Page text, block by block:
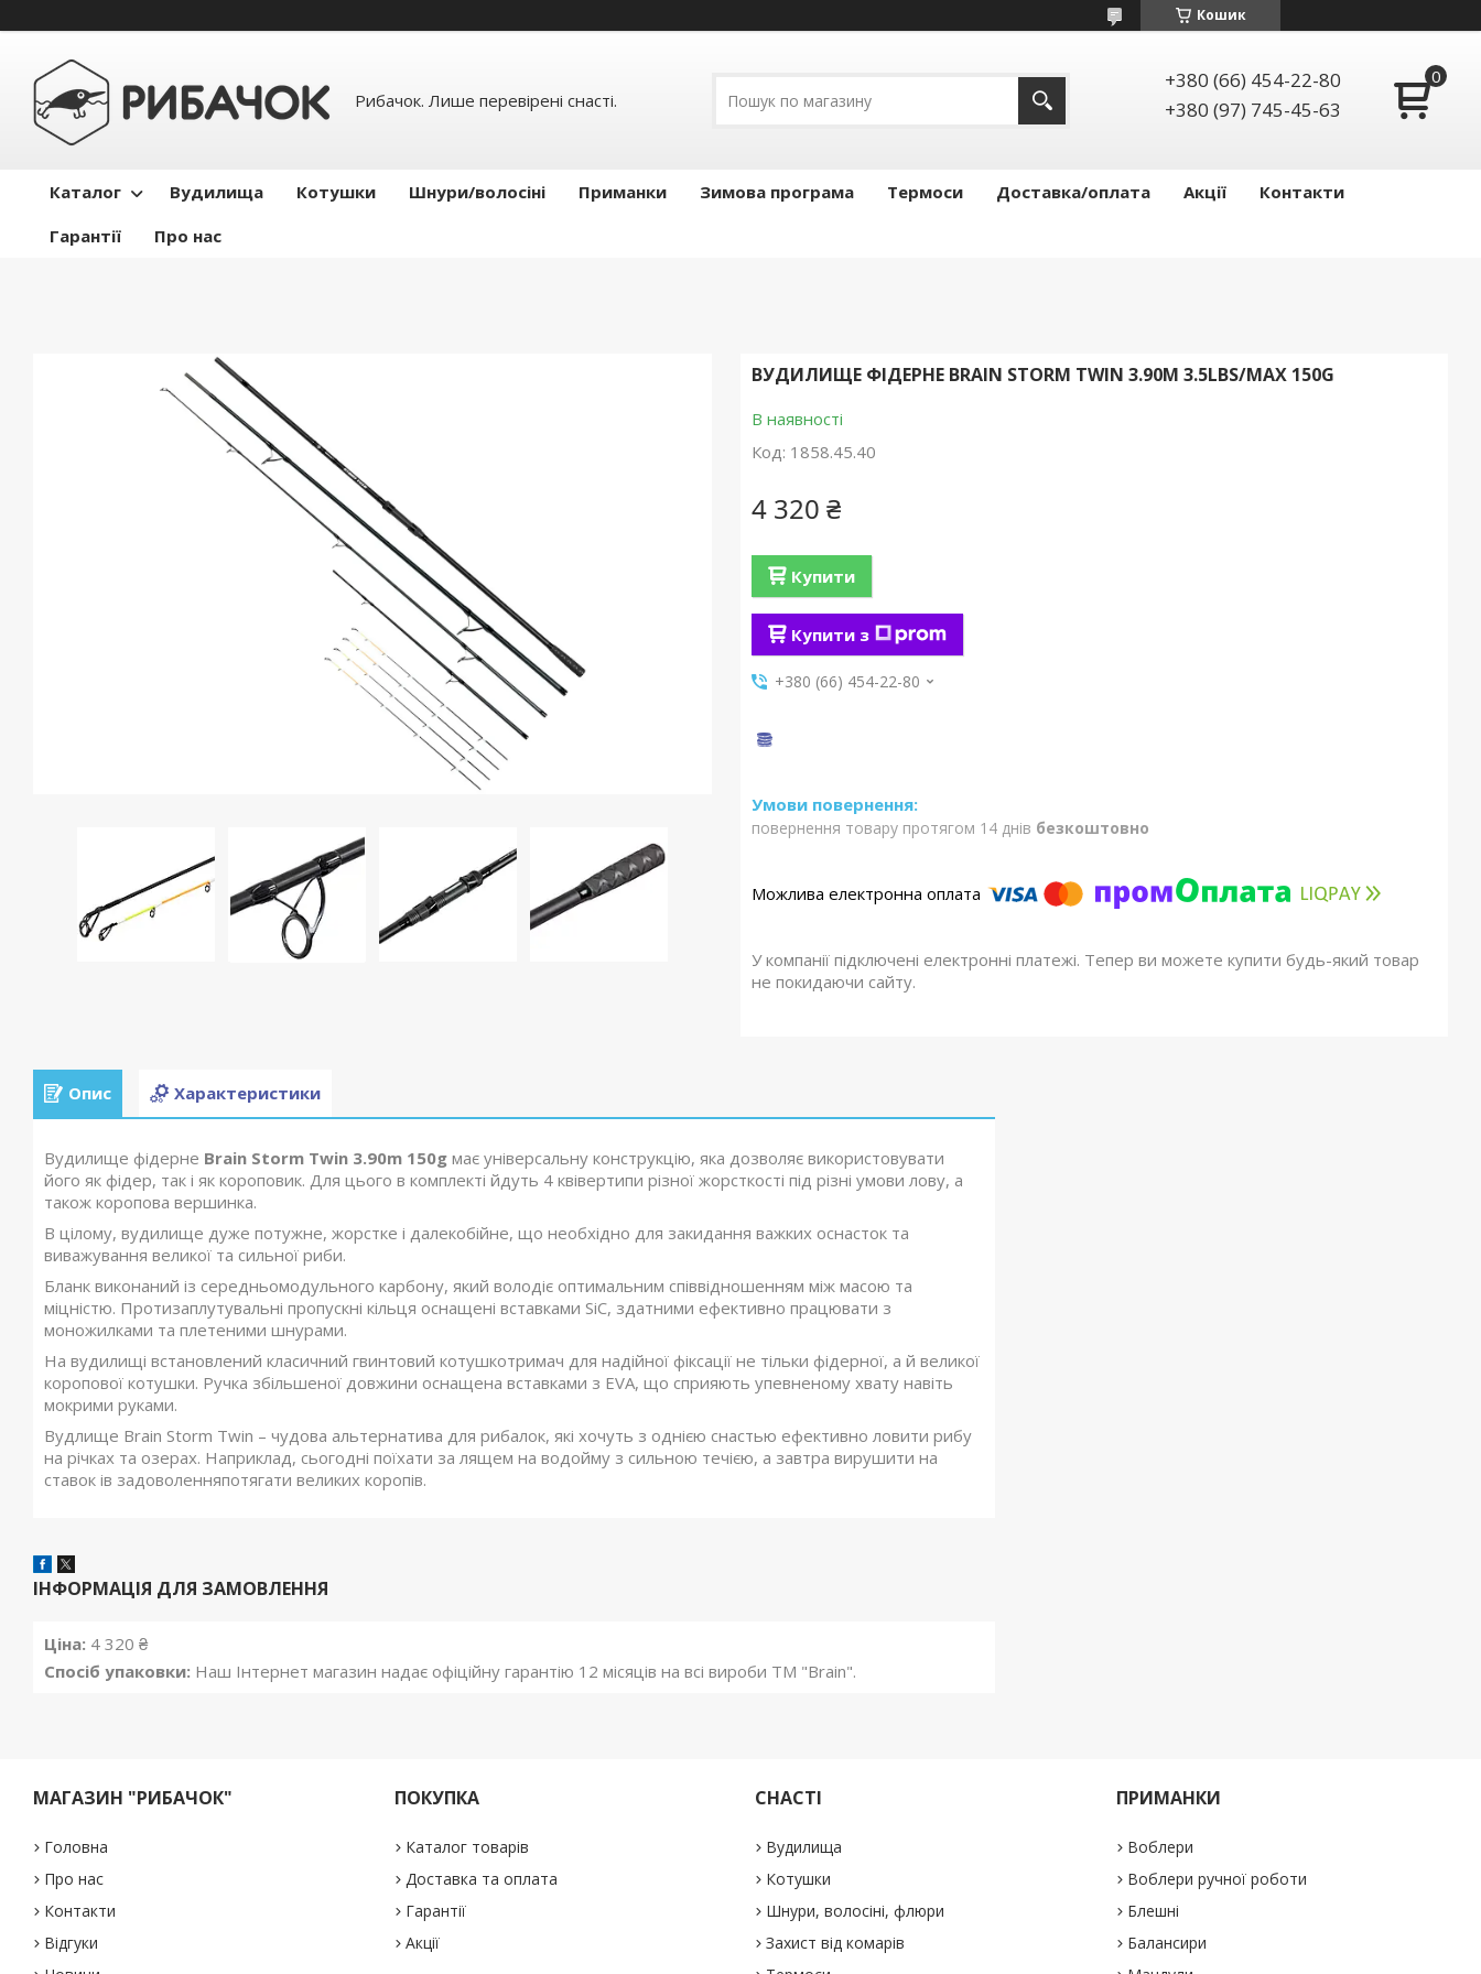
Кошик
Рибачок. Лише перевірені снасті.
+380 (66) 454-22-80
+380 (97) 745-45-63
Каталог Вудилища Котушки Шнури/волосіні Приманки Зимова програма Термоси Доставка/оплата Акції
Контакти
Гарантії
Про нас
ВУДИЛИЩЕ ФІДЕРНЕ BRAIN STORM TWIN 3.90M 3.5LBS/MAX 150G
В наявності
Код: 1858.45.40
4 320 ₴
Купити
Купити з
+380 (66) 454-22-80
повернення товару протягом 14 днів безкоштовно
У компанії підключені електронні платежі. Тепер ви можете купити будь-який товар
не покидаючи сайту.
Опис Характеристики
Вудилище фідерне Brain Storm Twin 3.90m 150g має універсальну конструкцію, яка дозволяє використовувати
його як фідер, так і як короповик. Для цього в комплекті йдуть 4 квівертипи різної жорсткості під різні умови лову, а
також коропова вершинка.
В цілому, вудилище дуже потужне, жорстке і далекобійне, що необхідно для закидання важких оснасток та
виважування великої та сильної риби.
Бланк виконаний із середньомодульного карбону, який володіє оптимальним співвідношенням між масою та
міцністю. Протизаплутувальні пропускні кільця оснащені вставками SiC, здатними ефективно працювати з
моножилками та плетеними шнурами.
На вудилищі встановлений класичний гвинтовий котушкотримач для надійної фіксації не тільки фідерної, а й великої
коропової котушки. Ручка збільшеної довжини оснащена вставками з EVA, що сприяють упевненому хвату навіть
мокрими руками.
Вудлище Brain Storm Twin – чудова альтернатива для рибалок, які хочуть з однією снастью ефективно ловити рибу
на річках та озерах. Наприклад, сьогодні поїхати за лящем на водойму з сильною течією, а завтра вирушити на
ставок ів задоволенняпотягати великих коропів.
ІНФОРМАЦІЯ ДЛЯ ЗАМОВЛЕННЯ
Ціна: 4 320 ₴
Спосіб упаковки: Наш Інтернет магазин надає офіційну гарантію 12 місяців на всі вироби ТМ "Brain".
МАГАЗИН "РИБАЧОК"
Головна
Про нас
Контакти
Відгуки
ПОКУПКА
Каталог товарів
Доставка та оплата
Гарантії
Акції
СНАСТІ
Вудилища
Котушки
Шнури, волосіні, флюри
Захист від комарів
ПРИМАНКИ
Воблери
Воблери ручної роботи
Блешні
Балансири